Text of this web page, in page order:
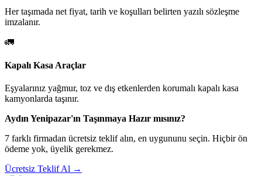
Her taşımada net fiyat, tarih ve koşulları belirten yazılı sözleşme
imzalanır.
🚛
Kapalı Kasa Araçlar
Eşyalarınız yağmur, toz ve dış etkenlerden korumalı kapalı kasa
kamyonlarda taşınır.
Aydın Yenipazar'ın Taşınmaya Hazır mısınız?
7 farklı firmadan ücretsiz teklif alın, en uygununu seçin. Hiçbir ön
ödeme yok, üyelik gerekmez.
Ücretsiz Teklif Al →